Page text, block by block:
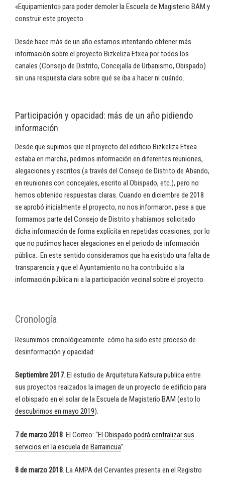
«Equipamiento» para poder demoler la Escuela de Magisterio BAM y
construir este proyecto.
Desde hace más de un año estamos intentando obtener más
información sobre el proyecto Bizkeliza Etxea por todos los
canales (Consejo de Distrito, Concejalía de Urbanismo, Obispado)
sin una respuesta clara sobre qué se iba a hacer ni cuándo.
Participación y opacidad: más de un año pidiendo
información
Desde que supimos que el proyecto del edificio Bizkeliza Etxea
estaba en marcha, pedimos información en diferentes reuniones,
alegaciones y escritos (a través del Consejo de Distrito de Abando,
en reuniones con concejales, escrito al Obispado, etc.), pero no
hemos obtenido respuestas claras. Cuando en diciembre de 2018
se aprobó inicialmente el proyecto, no nos informaron, pese a que
formamos parte del Consejo de Distrito y habíamos solicitado
dicha información de forma explícita en repetidas ocasiones, por lo
que no pudimos hacer alegaciones en el periodo de información
pública. En este sentido consideramos que ha existido una falta de
transparencia y que el Ayuntamiento no ha contribuido a la
información pública ni a la participación vecinal sobre el proyecto.
Cronología
Resumimos cronológicamente cómo ha sido este proceso de
desinformación y opacidad:
Septiembre 2017. El estudio de Arquitetura Katsura publica entre
sus proyectos reaizados la imagen de un proyecto de edificio para
el obispado en el solar de la Escuela de Magisterio BAM (esto lo
descubrimos en mayo 2019).
7 de marzo 2018. El Correo: “El Obispado podrá centralizar sus
servicios en la escuela de Barraincua”.
8 de marzo 2018. La AMPA del Cervantes presenta en el Registro